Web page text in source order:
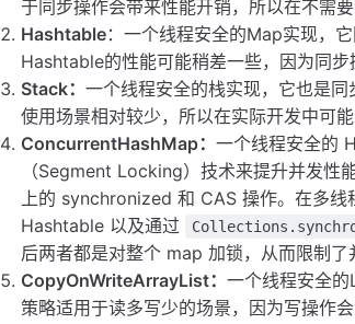
于同步操作会带来性能开销，所以在不需
Hashtable：一个线程安全的Map实现，
Hashtable的性能可能稍差一些，因为同步
Stack：一个线程安全的栈实现，它也是
使用场景相对较少，所以在实际开发中可
ConcurrentHashMap：一个线程安全的
（Segment Locking）技术来提升并发性
上的 synchronized 和 CAS 操作。在多
Hashtable 以及通过
后两者都是对整个 map 加锁，从而限制
CopyOnWriteArrayList：一个线程安全
策略适用于读多写少的场景，因为写操作